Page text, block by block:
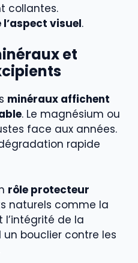
collantes.
visuel.
et
minéraux affichent
. Le magnésium ou
face aux années.
rapide
rôle protecteur
naturels comme la
de la
bouclier contre les